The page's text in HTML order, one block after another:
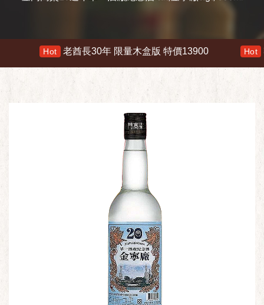
老酋長30年 限量木盒版 特價13900 響